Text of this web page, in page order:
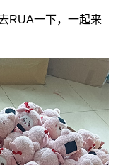
RUA一下，一起来